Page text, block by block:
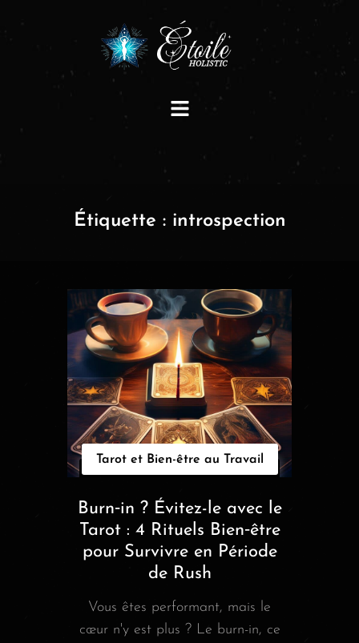
Étiquette : introspection
Tarot et Bien-être au Travail
Burn‑in ? Évitez-le avec le
Tarot : 4 Rituels Bien‑être
pour Survivre en Période
de Rush
Vous êtes performant, mais le
cœur n'y est plus ? Le burn-in, ce